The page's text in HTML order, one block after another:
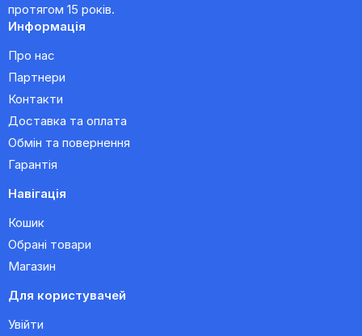
протягом 15 років.
Информація
Про нас
Партнери
Контакти
Доставка та оплата
Обмін та повернення
Гарантія
Навігація
Кошик
Обрані товари
Магазин
Для користувачей
Увійти